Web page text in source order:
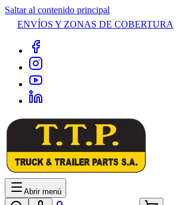
Saltar al contenido principal
ENVÍOS Y ZONAS DE COBERTURA
Abrir menú